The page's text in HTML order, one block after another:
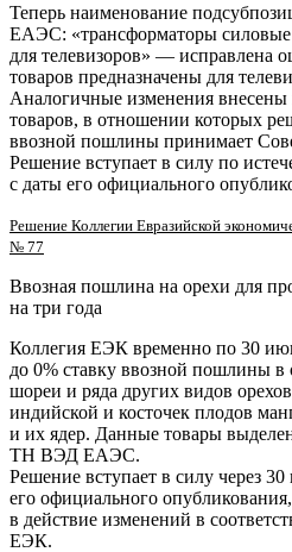
Теперь наименование
ЕАЭС: «трансформаторы
для телевизоров» — исправлена
товаров предназначены для
Аналогичные изменения внесены
товаров, в отношении которых
ввозной пошлины принимает
Решение вступает в силу по
с даты его официального
Решение Коллегии Евразийской
№ 77
Ввозная пошлина на орехи для
на три года
Коллегия ЕЭК временно по 30
до 0% ставку ввозной пошлины
шореи и ряда других видов
индийской и косточек плодов
и их ядер. Данные товары
ТН ВЭД ЕАЭС.
Решение вступает в силу через
его официального
в действие изменений в
ЕЭК.